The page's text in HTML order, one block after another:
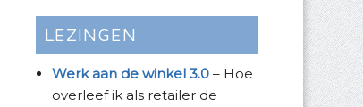
LEZINGEN
Werk aan de winkel 3.0 – Hoe
overleef ik als retailer de